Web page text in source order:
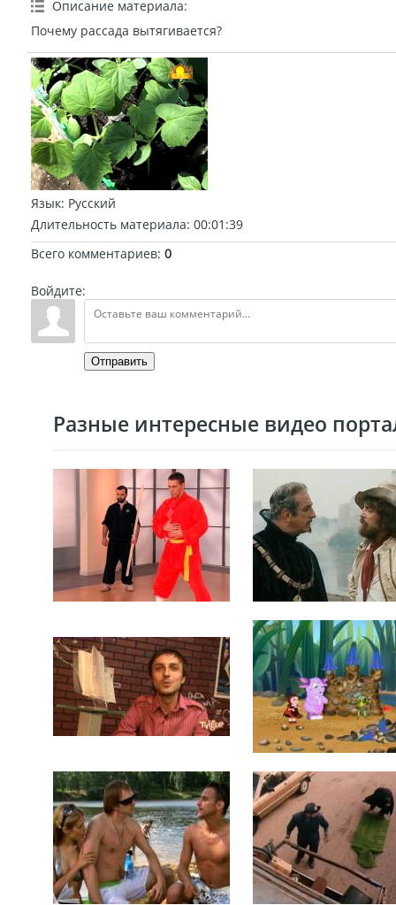
Описание материала:
Почему рассада вытягивается?
Язык: Русский
Длительность материала: 00:01:39
Всего комментариев: 0
Войдите:
Отправить
Разные интересные видео